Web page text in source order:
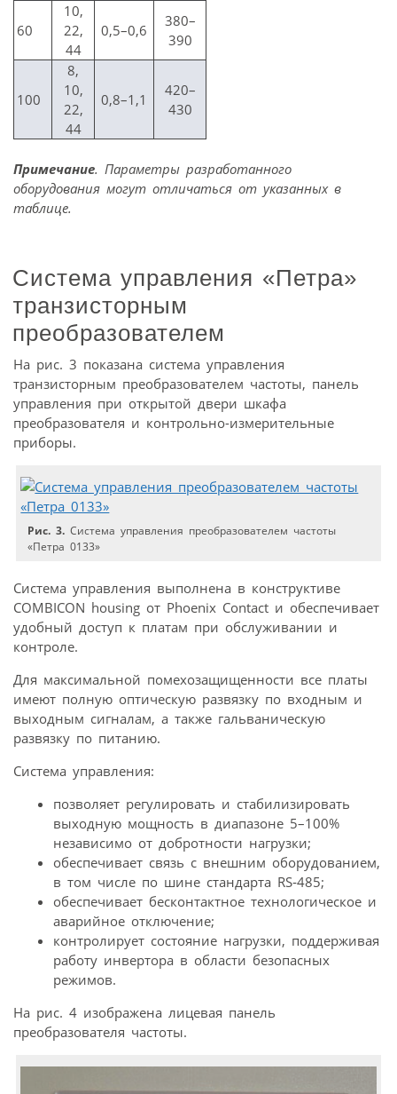
60
10,
22,
44
0,5–0,6
380–
390
100
8,
10,
22,
44
0,8–1,1
420–
430
Примечание. Параметры разработанного
оборудования могут отличаться от указанных в
таблице.
Система управления «Петра»
транзисторным
преобразователем
На рис. 3 показана система управления
транзисторным преобразователем частоты, панель
управления при открытой двери шкафа
преобразователя и контрольно-измерительные
приборы.
Рис. 3. Система управления преобразователем частоты
«Петра 0133»
Система управления выполнена в конструктиве
COMBICON housing от Phoenix Contact и обеспечивает
удобный доступ к платам при обслуживании и
контроле.
Для максимальной помехозащищенности все платы
имеют полную оптическую развязку по входным и
выходным сигналам, а также гальваническую
развязку по питанию.
Система управления:
позволяет регулировать и стабилизировать
выходную мощность в диапазоне 5–100%
независимо от добротности нагрузки;
обеспечивает связь с внешним оборудованием,
в том числе по шине стандарта RS‑485;
обеспечивает бесконтактное технологическое и
аварийное отключение;
контролирует состояние нагрузки, поддерживая
работу инвертора в области безопасных
режимов.
На рис. 4 изображена лицевая панель
преобразователя частоты.